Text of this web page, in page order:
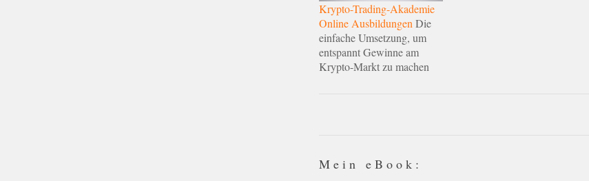
Krypto-Trading-Akademie
Online AusbildungenDie
einfache Umsetzung, um
entspannt Gewinne am
Krypto-Markt zu machen
Mein eBook: